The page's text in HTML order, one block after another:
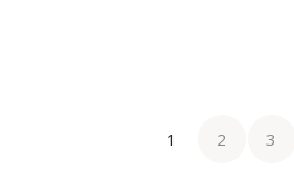
1 2 3